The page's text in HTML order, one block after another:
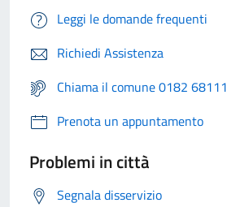
Leggi le domande frequenti
Richiedi Assistenza
Chiama il comune 0182 68111
Prenota un appuntamento
Problemi in città
Segnala disservizio